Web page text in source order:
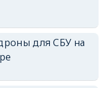
для СБУ на